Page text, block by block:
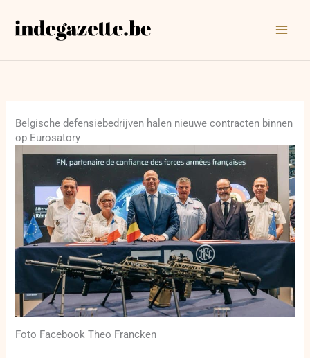
naar
Belgische defensiebedrijven halen nieuwe contracten binnen
op Eurosatory
Foto Facebook Theo Francken